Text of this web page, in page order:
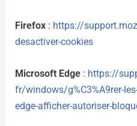
Firefox : https://
desactiver-cookies
Microsoft Edge : https://
fr/windows/g%C3%A9rer-
edge-afficher-autoriser-